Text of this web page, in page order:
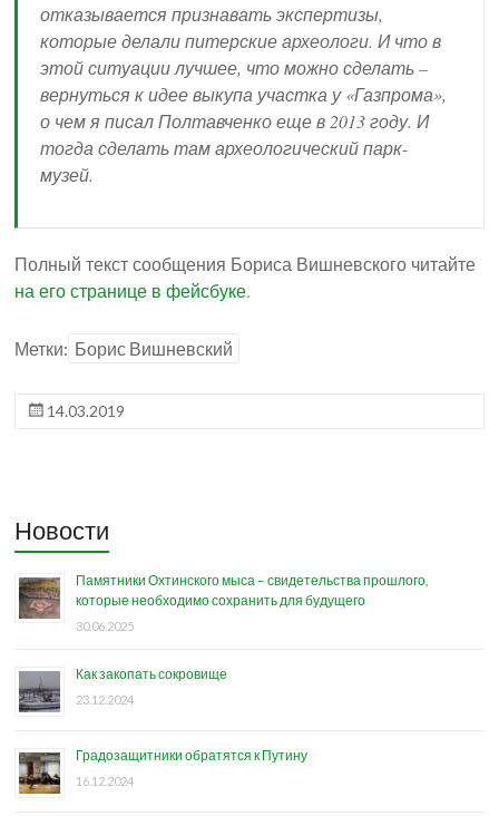
отказывается признавать экспертизы,
которые делали питерские археологи. И что в
этой ситуации лучшее, что можно сделать –
вернуться к идее выкупа участка у «Газпрома»,
о чем я писал Полтавченко еще в 2013 году. И
тогда сделать там археологический парк-
музей.
Полный текст сообщения Бориса Вишневского читайте
на его странице в фейсбуке.
Метки: Борис Вишневский
14.03.2019
Новости
Памятники Охтинского мыса – свидетельства прошлого,
которые необходимо сохранить для будущего
30.06.2025
Как закопать сокровище
23.12.2024
Градозащитники обратятся к Путину
16.12.2024